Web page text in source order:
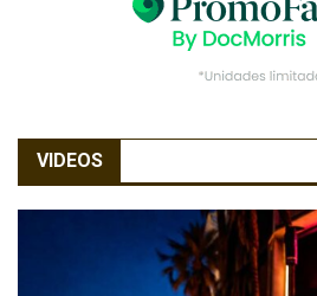
VIDEOS